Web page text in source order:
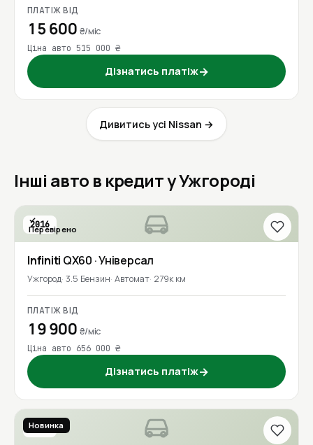
ПЛАТІЖ ВІД
15 600 ₴/міс
Ціна авто 515 000 ₴
Дізнатись платіж→
Дивитись усі Nissan →
Інші авто в кредит у Ужгороді
2016
Перевірено
Infiniti QX60 · Універсал
Ужгород 3.5 Бензин Автомат 279к км
ПЛАТІЖ ВІД
19 900 ₴/міс
Ціна авто 656 000 ₴
Дізнатись платіж→
2017
Новинка